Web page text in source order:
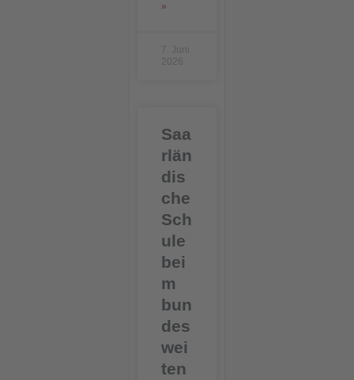
»
7. Juni
2026
Saa
rlän
dis
che
Sch
ule
bei
m
bun
des
wei
ten